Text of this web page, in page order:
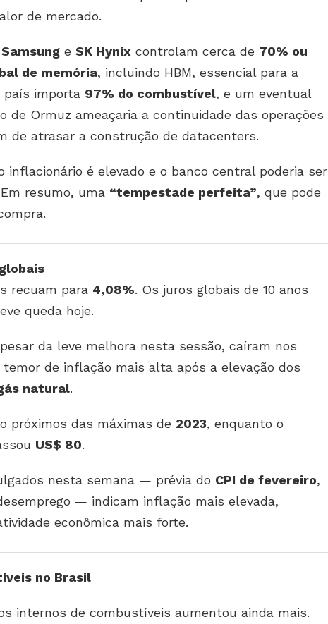
de mercado.
Samsung e SK Hynix controlam cerca de 70% ou
de memória, incluindo HBM, essencial para a
país importa 97% do combustível, e um eventual
de Ormuz ameaçaria a continuidade das operações
de atrasar a construção de datacenters.
inflacionário é elevado e o banco central poderia ser
resumo, uma “tempestade perfeita”, que pode
recuam para 4,08%. Os juros globais de 10 anos
queda hoje.
da leve melhora nesta sessão, caíram nos
de inflação mais alta após a elevação dos
natural.
próximos das máximas de 2023, enquanto o
US$ 80.
nesta semana — prévia do CPI de fevereiro,
— indicam inflação mais elevada,
econômica mais forte.
no Brasil
internos de combustíveis aumentou ainda mais.